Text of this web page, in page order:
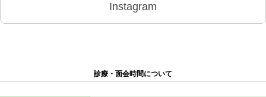
Instagram
診療・面会時間について